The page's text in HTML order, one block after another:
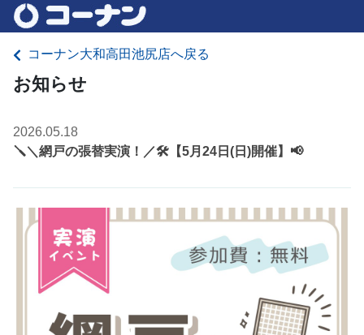
コーナン大和高田池尻店へ戻る
お知らせ
2026.05.18
🪛＼網戸の張替実演！／🛠️【5月24日(日)開催】📢